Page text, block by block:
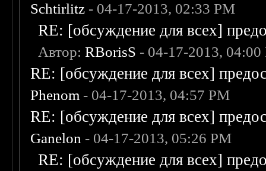
Schtirlitz - 04-17-2013, 02:33 PM
RE: [обсуждение для всех]
Автор:RBorisS - 04-17-2013, 04:00
RE: [обсуждение для всех]
Phenom - 04-17-2013, 04:57 PM
RE: [обсуждение для всех]
Ganelon - 04-17-2013, 05:26 PM
RE: [обсуждение для всех]